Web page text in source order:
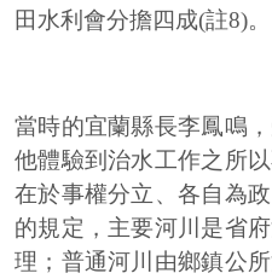
田水利會分擔四成(註8)。
當時的宜蘭縣長李鳳鳴
他體驗到治水工作之所
在於事權分立、各自為
的規定，主要河川是省
理；普通河川由鄉鎮公